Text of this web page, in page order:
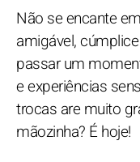
Não se encante
amigável,
passar um
e experiências
trocas are muito
mãozinha? É hoje!